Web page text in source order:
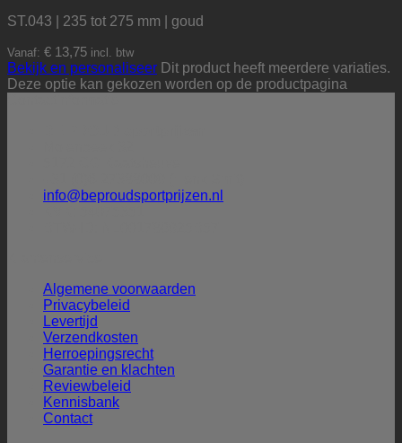
ST.043 | 235 tot 275 mm | goud
Vanaf: € 13,75 incl. btw
Bekijk en personaliseer Dit product heeft meerdere variaties.
Deze optie kan gekozen worden op de productpagina
info@beproudsportprijzen.nl
Algemene voorwaarden
Privacybeleid
Levertijd
Verzendkosten
Herroepingsrecht
Garantie en klachten
Reviewbeleid
Kennisbank
Contact